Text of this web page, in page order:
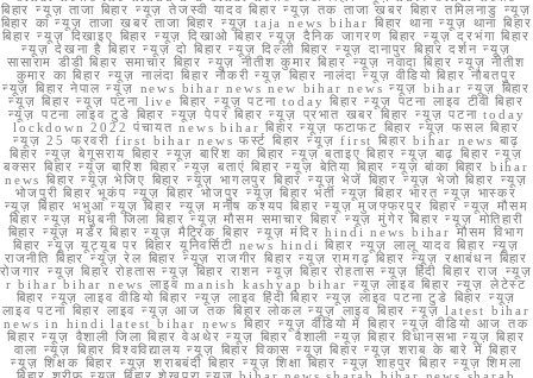
बिहार न्यूज़ ताजा बिहार न्यूज़ तेजस्वी यादव बिहार न्यूज़ तक ताजा खबर बिहार तमिलनाडु न्यूज़
बिहार का न्यूज़ ताजा खबर ताजा बिहार न्यूज़ taja news bihar बिहार थाना न्यूज़ थाना बिहार
बिहार न्यूज़ दिखाइए बिहार न्यूज़ दिखाओ बिहार न्यूज़ दैनिक जागरण बिहार न्यूज़ दरभंगा बिहार
न्यूज़ देखना है बिहार न्यूज़ दो बिहार न्यूज़ दिल्ली बिहार न्यूज़ दानापुर बिहार दर्शन न्यूज़
सासाराम डीडी बिहार समाचार बिहार न्यूज़ नीतीश कुमार बिहार न्यूज़ नवादा बिहार न्यूज़ नीतीश
कुमार का बिहार न्यूज़ नालंदा बिहार नौकरी न्यूज़ बिहार नालंदा न्यूज़ वीडियो बिहार नौबतपुर
न्यूज़ बिहार नेपाल न्यूज़ news bihar news new bihar news न्यूज़ bihar न्यूज़ बिहार
न्यूज़ बिहार न्यूज़ पटना live बिहार न्यूज़ पटना today बिहार न्यूज़ पटना लाइव टीवी बिहार
न्यूज़ पटना लाइव टुडे बिहार न्यूज़ पेपर बिहार न्यूज़ प्रभात खबर बिहार न्यूज़ पटना today
lockdown 2022 पंचायत news bihar बिहार न्यूज़ फटाफट बिहार न्यूज़ फसल बिहार
न्यूज़ 25 फरवरी first bihar news फर्स्ट बिहार न्यूज़ first बिहार bihar news बाढ़
बिहार न्यूज़ बेगूसराय बिहार न्यूज़ बारिश का बिहार न्यूज़ बताइए बिहार न्यूज़ बाढ़ बिहार न्यूज़
बक्सर बिहार न्यूज़ बारिश बिहार न्यूज़ बताएं बिहार न्यूज़ बेतिया बिहार न्यूज़ बांका बिहार bihar
news बिहार न्यूज़ भेजिए बिहार न्यूज़ भागलपुर बिहार न्यूज़ भेजें बिहार न्यूज़ भेजो बिहार न्यूज़
भोजपुरी बिहार भूकंप न्यूज़ बिहार भोजपुर न्यूज़ बिहार भर्ती न्यूज़ बिहार भारत न्यूज़ भास्कर
न्यूज़ बिहार भभुआ न्यूज़ बिहार न्यूज़ मनीष कश्यप बिहार न्यूज़ मुजफ्फरपुर बिहार न्यूज़ मौसम
बिहार न्यूज़ मधुबनी जिला बिहार न्यूज़ मौसम समाचार बिहार न्यूज़ मुंगेर बिहार न्यूज़ मोतिहारी
बिहार न्यूज़ मर्डर बिहार न्यूज़ मैट्रिक बिहार न्यूज़ मंदिर hindi news bihar मौसम विभाग
बिहार न्यूज़ यूट्यूब पर बिहार यूनिवर्सिटी news hindi बिहार न्यूज़ लालू यादव बिहार न्यूज़
राजनीति बिहार न्यूज़ रेल बिहार न्यूज़ राजगीर बिहार न्यूज़ रामगढ़ बिहार न्यूज़ रक्षाबंधन बिहार
रोजगार न्यूज़ बिहार रोहतास न्यूज़ बिहार राशन न्यूज़ बिहार रोहतास न्यूज़ हिंदी बिहार राज न्यूज़
r bihar bihar news लाइव manish kashyap bihar न्यूज़ लाइव बिहार न्यूज़ लेटेस्ट
बिहार न्यूज़ लाइव वीडियो बिहार न्यूज़ लाइव हिंदी बिहार न्यूज़ लाइव पटना टुडे बिहार न्यूज़
लाइव पटना बिहार लाइव न्यूज़ आज तक बिहार लोकल न्यूज़ लाइव बिहार न्यूज़ latest bihar
news in hindi latest bihar news बिहार न्यूज़ वीडियो में बिहार न्यूज़ वीडियो आज तक
बिहार न्यूज़ वैशाली जिला बिहार वेअथेर न्यूज़ बिहार वैशाली न्यूज़ बिहार विधानसभा न्यूज़ बिहार
वाला न्यूज़ बिहार विश्वविद्यालय न्यूज़ बिहार विकास न्यूज़ बिहार न्यूज़ शराब के बारे में बिहार
न्यूज़ शिक्षक बिहार न्यूज़ शराबबंदी बिहार न्यूज़ शिक्षा बिहार न्यूज़ शाहपुर बिहार न्यूज़ शिमला